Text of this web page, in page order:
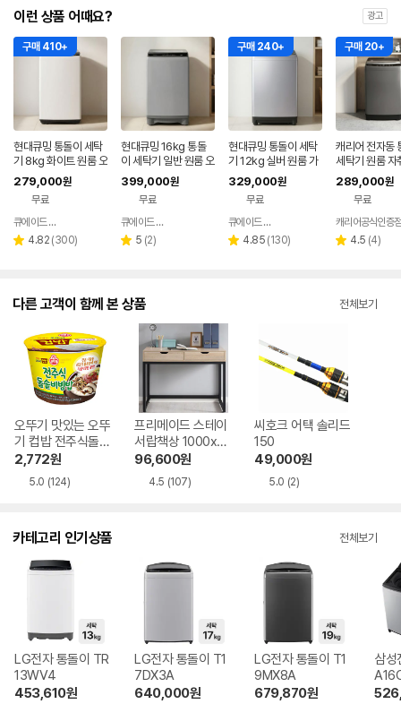
이런 상품 어때요? 광고
구매 410+
현대큐밍 통돌이 세탁
기 8kg 화이트 원룸 오
피스텔 WFE908TW
A8
279,000원
무료
페이
큐에이드 스토어
별 4.82 리
(300)
현대큐밍 16kg 통돌
이 세탁기 일반 원룸 오
피스텔 저소음 QWFE
16TSAT
399,000원
무료
큐에이드 스토어
별 5 리
(2)
구매 240+
현대큐밍 통돌이 세탁
기 12kg 실버 원룸 가
정용 오피스텔 WFE11
2TSA6
329,000원
무료
페이
큐에이드 스토어
별 4.85 리
(130)
구매 20+
캐리어 전자동
세탁기 원룸 자
용 소형 중형
설치
289,000원
무료
별 4.5 리
(4)
다른 고객이 함께 본 상품 전체보기
오뚜기 맛있는 오뚜
기 컵밥 전주식돌솥
비빔밥 233g 1개
2,772원
5.0 (124)
프리메이드 스테이
서랍책상 1000x56
0
96,600원
4.5 (107)
씨호크 어택 솔리드
150
49,000원
5.0 (2)
카테고리 인기상품 전체보기
LG전자 통돌이 TR
13WV4
453,610원
LG전자 통돌이 T1
7DX3A
640,000원
LG전자 통돌이 T1
9MX8A
679,870원
삼성